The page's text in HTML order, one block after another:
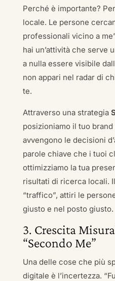
Perché è importante?
locale. Le persone
professionali vicino a
hai un’attività che serve
a nulla essere visibile
non appari nel radar di
te.
Attraverso una strategia
posizioniamo il tuo
avvengono le decisioni
parole chiave che i tuoi
ottimizziamo la tua
risultati di ricerca locali.
“traffico”, attiri le
giusto e nel posto giusto.
3. Crescita
“Secondo Me”
Una delle cose che più
digitale è l’incertezza.